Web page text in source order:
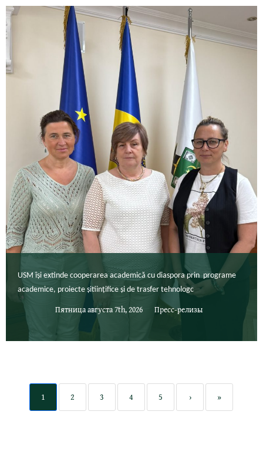
USM își extinde cooperarea academică cu diaspora prin programe
academice, proiecte șitiințifice și de trasfer tehnologc
Пятница августа 7th, 2026 Пресс-релизы
1 2 3 4 5 › »